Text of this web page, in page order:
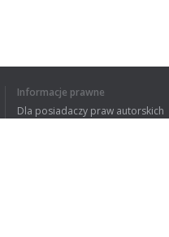
Informacje prawne
Dla posiadaczy praw autorskich